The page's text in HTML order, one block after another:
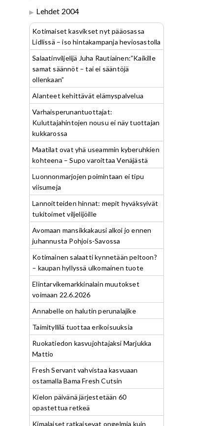
Lehdet 2004
Kotimaiset kasvikset nyt pääosassa
Lidlissä – iso hintakampanja heviosastolla
Salaatinviljelijä Juha Rautiainen:”Kaikille
samat säännöt – tai ei sääntöjä
ollenkaan”
Alanteet kehittävät elämyspalvelua
Varhaisperunantuottajat:
Kuluttajahintojen nousu ei näy tuottajan
kukkarossa
Maatilat ovat yhä useammin kyberuhkien
kohteena – Supo varoittaa Venäjästä
Luonnonmarjojen poimintaan ei tipu
viisumeja
Lannoitteiden hinnat: mepit hyväksyivät
tukitoimet viljelijöille
Avomaan mansikkakausi alkoi jo ennen
juhannusta Pohjois-Savossa
Kotimainen salaatti kynnetään peltoon?
– kaupan hyllyssä ulkomainen tuote
Elintarvikemarkkinalain muutokset
voimaan 22.6.2026
Annabelle on halutin perunalajike
Taimityllilä tuottaa erikoisuuksia
Ruokatiedon kasvujohtajaksi Marjukka
Mattio
Fresh Servant vahvistaa kasvuaan
ostamalla Bama Fresh Cutsin
Kielon päivänä järjestetään 60
opastettua retkeä
Kimalaiset ratkaisevat ongelmia kuin